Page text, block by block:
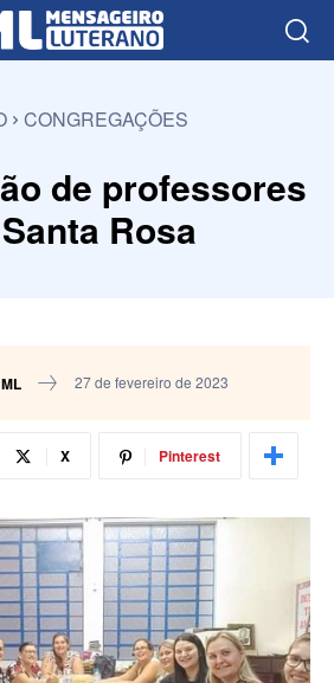
CONGREGAÇÕES
de professores
Rosa
27 de fevereiro de 2023
X Pinterest